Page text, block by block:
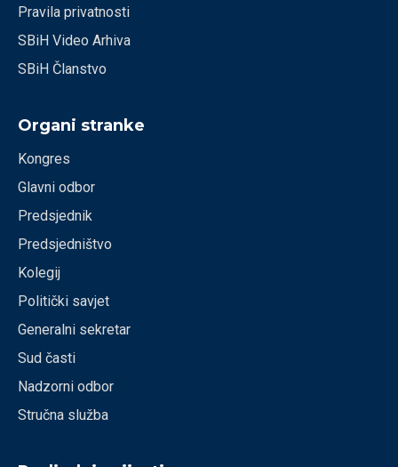
Pravila privatnosti
SBiH Video Arhiva
SBiH Članstvo
Organi stranke
Kongres
Glavni odbor
Predsjednik
Predsjedništvo
Kolegij
Politički savjet
Generalni sekretar
Sud časti
Nadzorni odbor
Stručna služba